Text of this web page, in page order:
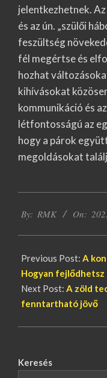
jelentkezhetnek.
és az ún. „szülői
feszültség
fél megértse és
hozhat
kihívásokat
kommunikáció és
létfontosságú az
hogy a párok
megoldásokat
04-
By: RMK On:
Previous Post: A
Hogyan fejlődhetsz
Next Post: A zöld
fenntartható jövő
Keresés